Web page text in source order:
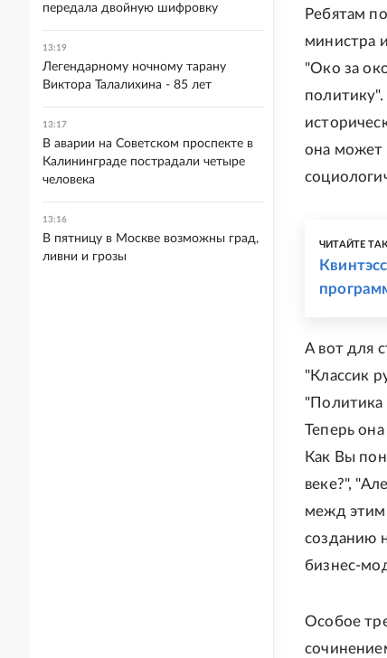
Ребятам
министра
"Око за
она может
ЧИТАЙТЕ
А вот для
"Классик
"Политика
Теперь
Как Вы
веке?",
межд
созданию
бизнес-
Особое
передала двойную шифровку
13:19
Легендарному ночному тарану
Виктора Талалихина - 85 лет
13:17
В аварии на Советском проспекте в
Калининграде пострадали четыре
человека
13:16
В пятницу в Москве возможны град,
ливни и грозы